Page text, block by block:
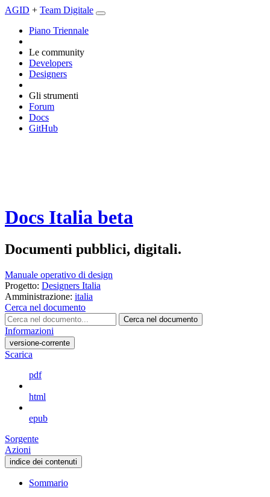
AGID + Team Digitale
Piano Triennale
Le community
Developers
Designers
Gli strumenti
Forum
Docs
GitHub
Docs Italia beta
Documenti pubblici, digitali.
Manuale operativo di design
Progetto: Designers Italia
Amministrazione: italia
Cerca nel documento
Cerca nel documento
Informazioni
versione-corrente
Scarica
pdf
html
epub
Sorgente
Azioni
indice dei contenuti
Sommario